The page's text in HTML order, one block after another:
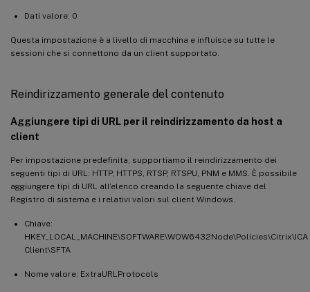
Dati valore: 0
Questa impostazione è a livello di macchina e influisce su tutte le
sessioni che si connettono da un client supportato.
Reindirizzamento generale del contenuto
Aggiungere tipi di URL per il reindirizzamento da host a
client
Per impostazione predefinita, supportiamo il reindirizzamento dei
seguenti tipi di URL: HTTP, HTTPS, RTSP, RTSPU, PNM e MMS. È possibile
aggiungere tipi di URL all’elenco creando la seguente chiave del
Registro di sistema e i relativi valori sul client Windows.
Chiave:
HKEY_LOCAL_MACHINE\SOFTWARE\WOW6432Node\Policies\Citrix\ICA
Client\SFTA
Nome valore: ExtraURLProtocols